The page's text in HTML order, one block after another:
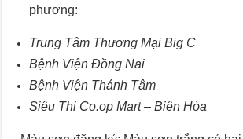
phương:
Trung Tâm Thương Mại Big C
Bệnh Viện Đồng Nai
Bệnh Viện Thánh Tâm
Siêu Thị Co.op Mart – Biên Hòa